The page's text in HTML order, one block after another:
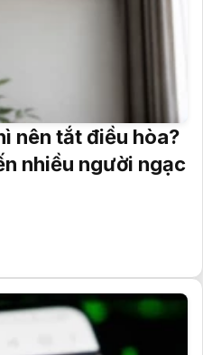
nên tắt điều hòa?
nhiều người ngạc